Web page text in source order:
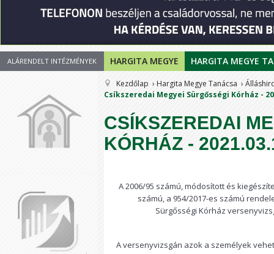
12
ALÁRENDELT INTÉZMÉNYEK HARGITA MEGYE HARGITA MEGYE
Kezdőlap Hargita Megye Tanácsa
Csíkszeredai Megyei Sürgősségi Kórház -
CSÍKSZEREDAI
KÓRHÁZ -
A 2006/95 számú, módosított és
számú, a 954/2017-es számú
Sürgősségi Kórház
A versenyvizsgán azok a személyek